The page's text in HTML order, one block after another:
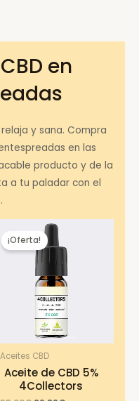
en
y sana. Compra
en las
producto y de la
a tu paladar con el
¡Oferta!
Aceites CBD
Aceite de CBD 5%
4Collectors